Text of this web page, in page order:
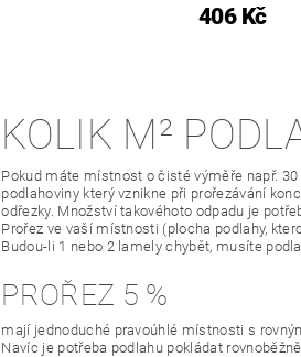
406 Kč
KOLIK M²
Pokud máte místnost o čisté výměře např.
podlahoviny který vznikne při prořezávání
odřezky. Množství takovéhoto odpadu je
Prořez ve vaší místnosti (plocha podlahy,
Budou-li 1 nebo 2 lamely chybět, musíte
PROŘEZ 5 %
mají jednoduché pravoúhlé místnosti s
Navíc je potřeba podlahu pokládat